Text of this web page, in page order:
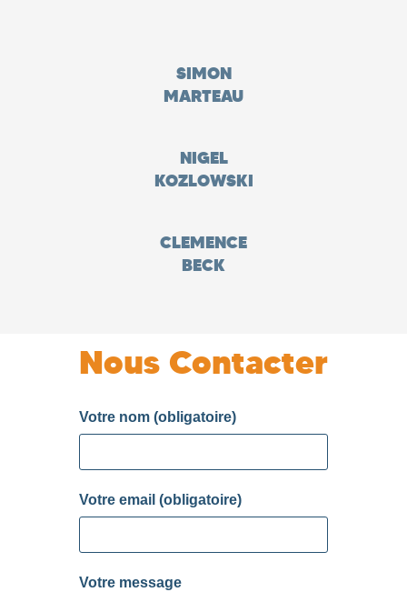
SIMON
MARTEAU
NIGEL
KOZLOWSKI
CLEMENCE
BECK
Nous Contacter
Votre nom (obligatoire)
Votre email (obligatoire)
Votre message